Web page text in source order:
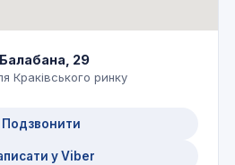
29
Краківського ринку
Подзвонити
у Viber